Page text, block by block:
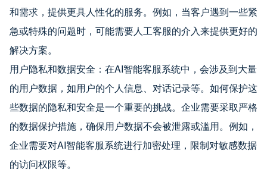
和需求，提供更具人性化的服务。例如，当客户遇到一些紧
急或特殊的问题时，可能需要人工客服的介入来提供更好的
解决方案。
用户隐私和数据安全：在AI智能客服系统中，会涉及到大量
的用户数据，如用户的个人信息、对话记录等。如何保护这
些数据的隐私和安全是一个重要的挑战。企业需要采取严格
的数据保护措施，确保用户数据不会被泄露或滥用。例如，
企业需要对AI智能客服系统进行加密处理，限制对敏感数据
的访问权限等。